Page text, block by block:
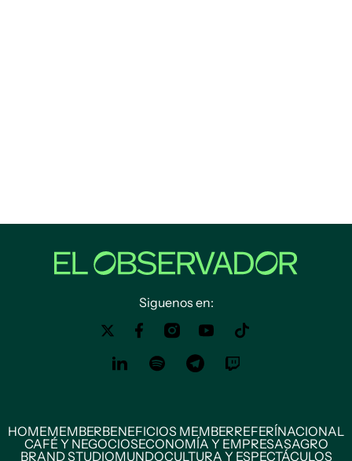
Siguenos en:
HOMEMEMBERBENEFICIOS MEMBERREFERÍNACIONAL
CAFÉ Y NEGOCIOSECONOMÍA Y EMPRESASAGRO
BRAND STUDIOMUNDOCULTURA Y ESPECTÁCULOS